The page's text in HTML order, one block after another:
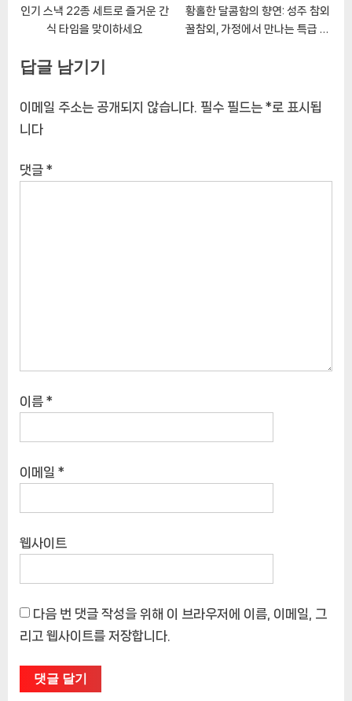
인기 스낵 22종 세트로 즐거운 간
식 타임을 맞이하세요
황홀한 달콤함의 향연: 성주 참외
꿀참외, 가정에서 만나는 특급 과
답글 남기기
이메일 주소는 공개되지 않습니다. 필수 필드는 *로 표시됩
니다
댓글 *
이름 *
이메일 *
웹사이트
다음 번 댓글 작성을 위해 이 브라우저에 이름, 이메일, 그
리고 웹사이트를 저장합니다.